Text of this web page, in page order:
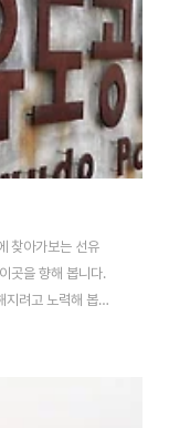
찾아가보는 선유
곳을 향해 봅니다.
려고 노력해 봅니
그러나 날씨만큼